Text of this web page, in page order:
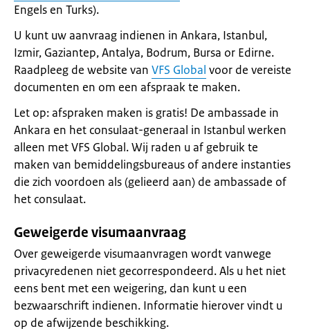
Engels en Turks).
U kunt uw aanvraag indienen in Ankara, Istanbul,
Izmir, Gaziantep, Antalya, Bodrum, Bursa or Edirne.
Raadpleeg de website van VFS Global voor de vereiste
documenten en om een afspraak te maken.
Let op: afspraken maken is gratis! De ambassade in
Ankara en het consulaat-generaal in Istanbul werken
alleen met VFS Global. Wij raden u af gebruik te
maken van bemiddelingsbureaus of andere instanties
die zich voordoen als (gelieerd aan) de ambassade of
het consulaat.
Geweigerde visumaanvraag
Over geweigerde visumaanvragen wordt vanwege
privacyredenen niet gecorrespondeerd. Als u het niet
eens bent met een weigering, dan kunt u een
bezwaarschrift indienen. Informatie hierover vindt u
op de afwijzende beschikking.